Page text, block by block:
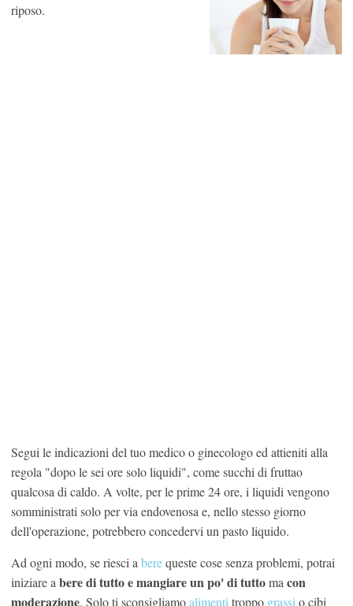
riposo.
Segui le indicazioni del tuo medico o ginecologo ed attieniti alla
regola "dopo le sei ore solo liquidi", come succhi di fruttao
qualcosa di caldo. A volte, per le prime 24 ore, i liquidi vengono
somministrati solo per via endovenosa e, nello stesso giorno
dell'operazione, potrebbero concedervi un pasto liquido.
Ad ogni modo, se riesci a berequeste cose senza problemi, potrai
iniziare a bere di tutto e mangiare un po' di tuttoma con
moderazione. Solo ti sconsigliamoalimenti troppo grassi o cibi